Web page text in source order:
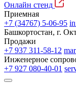
Онлайн стенд
Приемная
+7 (34767) 5-06-95
Башкортостан, г.
Продажи
+7 937 311-58-12
Инженерное
+7 927 080-40-01